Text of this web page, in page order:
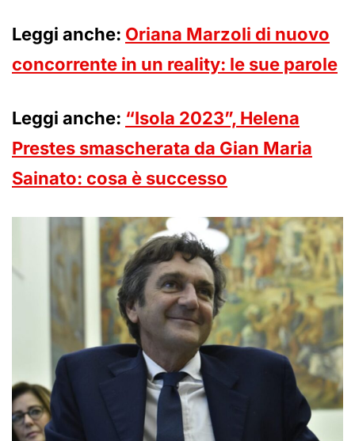
Leggi anche: Oriana Marzoli di nuovo
concorrente in un reality: le sue parole
Leggi anche: “Isola 2023”, Helena
Prestes smascherata da Gian Maria
Sainato: cosa è successo